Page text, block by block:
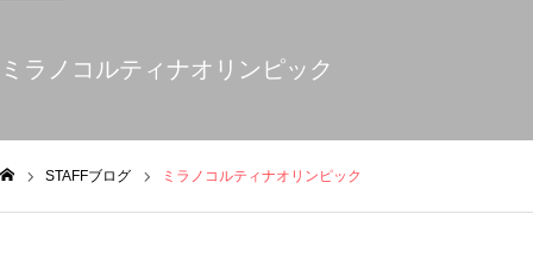
ミラノコルティナオリンピック
STAFFブログ ミラノコルティナオリンピック